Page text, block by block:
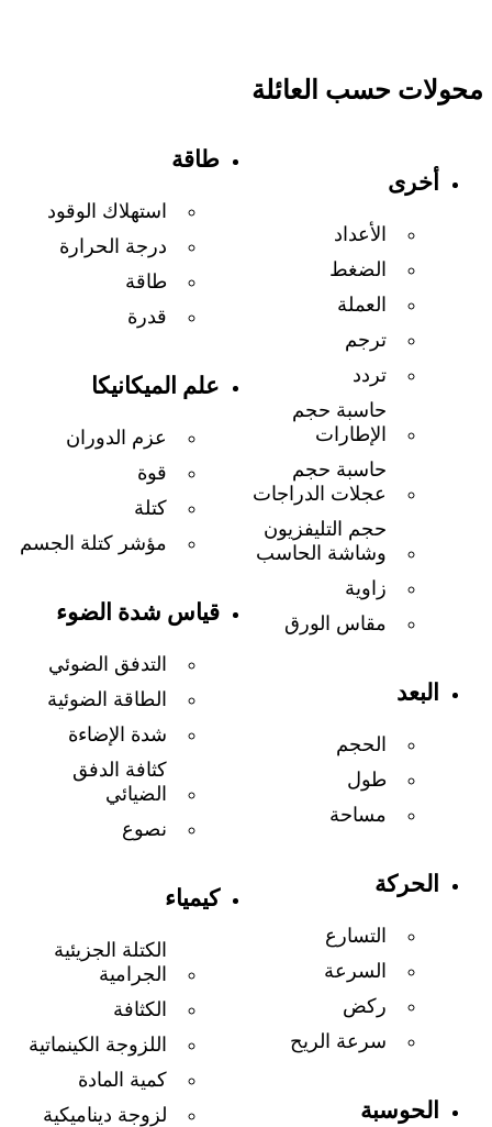
محولات حسب العائلة
أخرى
الأعداد
الضغط
العملة
ترجم
تردد
حاسبة حجم
الإطارات
حاسبة حجم
عجلات الدراجات
حجم التليفزيون
وشاشة الحاسب
زاوية
مقاس الورق
البعد
الحجم
طول
مساحة
الحركة
التسارع
السرعة
ركض
سرعة الريح
الحوسبة
طاقة
استهلاك الوقود
درجة الحرارة
طاقة
قدرة
علم الميكانيكا
عزم الدوران
قوة
كتلة
مؤشر كتلة الجسم
قياس شدة الضوء
التدفق الضوئي
الطاقة الضوئية
شدة الإضاءة
كثافة الدفق
الضيائي
نصوع
كيمياء
الكتلة الجزيئية
الجرامية
الكثافة
اللزوجة الكينماتية
كمية المادة
لزوجة ديناميكية